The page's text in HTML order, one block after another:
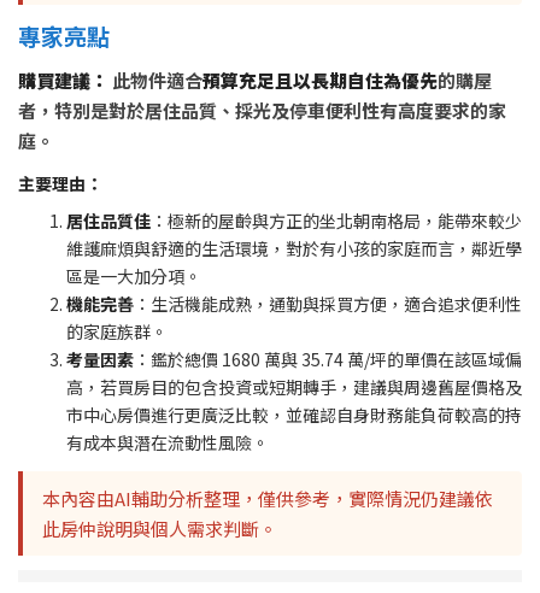
專家亮點
購買建議： 此物件適合預算充足且以長期自住為優先的購屋
者，特別是對於居住品質、採光及停車便利性有高度要求的家
庭。
主要理由：
居住品質佳 ：極新的屋齡與方正的坐北朝南格局，能帶來較少
維護麻煩與舒適的生活環境，對於有小孩的家庭而言，鄰近學
區是一大加分項。
機能完善 ：生活機能成熟，通勤與採買方便，適合追求便利性
的家庭族群。
考量因素 ：鑑於總價 1680 萬與 35.74 萬/坪的單價在該區域偏
高，若買房目的包含投資或短期轉手，建議與周邊舊屋價格及
市中心房價進行更廣泛比較，並確認自身財務能負荷較高的持
有成本與潛在流動性風險。
本內容由AI輔助分析整理，僅供參考，實際情況仍建議依
此房仲說明與個人需求判斷。